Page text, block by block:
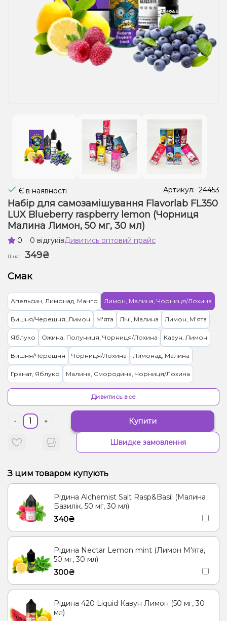
Рідини для електронних сигарет
Подарункові набори
Є в наявності Артикул: 24453
Набір для самозамішування Flavorlab FL350
LUX Blueberry raspberry lemon (Чорниця
Малина Лимон, 50 мг, 30 мл)
0 0 відгуківДивитись оптовий прайс
Ціна:
349₴
Смак
Апельсин, Лимонад, Манго Лимон, Малина, Чорниця/Лохина
Вишня/Черешня, Лимон М'ята Лічі, Малина Лимон, М'ята
Яблуко Ожина, Полуниця, Чорниця/Лохина Кавун, Лимон
Вишня/Черешня Чорниця/Лохина Лимонад, Малина
Гранат, Яблуко Малина, Смородина, Чорниця/Лохина
Дивитись все
- + Купити
Швидке замовлення
З цим товаром купують
Рідина Alchemist Salt Rasp&Basil (Малина
Базилік, 50 мг, 30 мл)
340₴
Рідина Nectar Lemon mint (Лимон М'ята,
50 мг, 30 мл)
300₴
Рідина 420 Liquid Кавун Лимон (50 мг, 30
мл)